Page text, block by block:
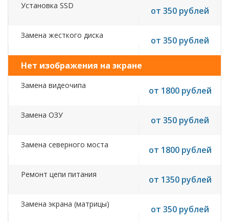
Установка SSD от 350 рублей
Замена жесткого диска от 350 рублей
Нет изображения на экране
Замена видеочипа от 1800 рублей
Замена ОЗУ от 350 рублей
Замена северного моста от 1800 рублей
Ремонт цепи питания от 1350 рублей
Замена экрана (матрицы) от 350 рублей